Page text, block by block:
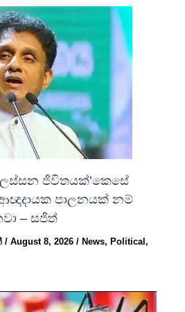
ජිවිතයක්’කෙසේ
පාලනයක් නම්
– සජිත්
/August 8, 2026/News,Political,